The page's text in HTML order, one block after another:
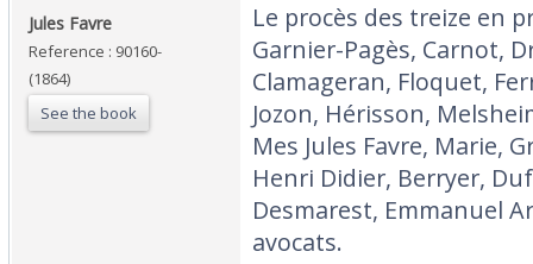
‎Jules Favre‎
Reference : 90160-
(1864)
See the book
‎Le procès des treize en
Garnier-Pagès, Carnot,
Clamageran, Floquet,
Jozon, Hérisson,
Mes Jules Favre, Marie,
Henri Didier, Berryer,
Desmarest, Emmanuel
avocats. ‎